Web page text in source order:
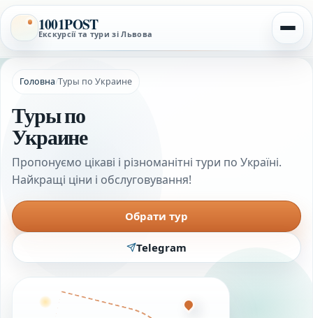
1001POST
Екскурсії та тури зі Львова
Головна/Туры по Украине
Туры по
Украине
Пропонуємо цікаві і різноманітні тури по Україні.
Найкращі ціни і обслуговування!
Обрати тур
Telegram